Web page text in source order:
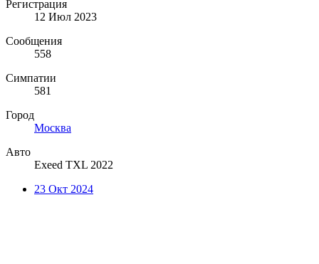
Регистрация
12 Июл 2023
Сообщения
558
Симпатии
581
Город
Москва
Авто
Exeed TXL 2022
23 Окт 2024